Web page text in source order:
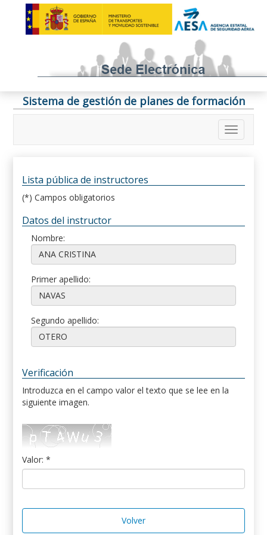
Sistema de gestión de planes de formación
Lista pública de instructores
(*) Campos obligatorios
Datos del instructor
Nombre:
Primer apellido:
Segundo apellido:
Verificación
Introduzca en el campo valor el texto que se lee en la
siguiente imagen.
Valor: *
Volver